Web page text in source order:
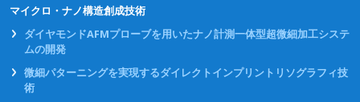
マイクロ・ナノ構造創成技術
ダイヤモンドAFMプローブを用いたナノ計測一体型超微細加工システ
ムの開発
微細パターニングを実現するダイレクトインプリントリソグラフィ技
術